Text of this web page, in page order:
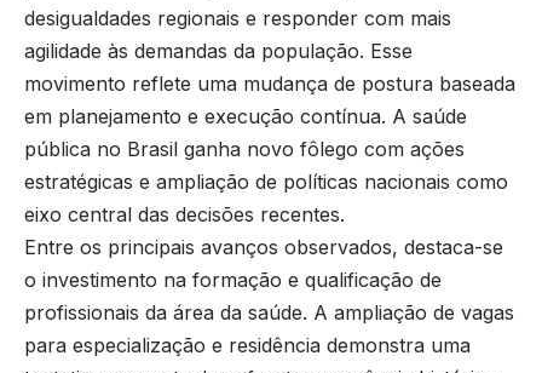
desigualdades regionais e responder com mais
agilidade às demandas da população. Esse
movimento reflete uma mudança de postura baseada
em planejamento e execução contínua. A saúde
pública no Brasil ganha novo fôlego com ações
estratégicas e ampliação de políticas nacionais como
eixo central das decisões recentes.
Entre os principais avanços observados, destaca-se
o investimento na formação e qualificação de
profissionais da área da saúde. A ampliação de vagas
para especialização e residência demonstra uma